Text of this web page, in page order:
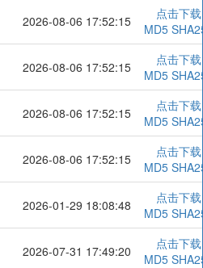
2026-08-06 17:52:15
点击下载
MD5
2026-08-06 17:52:15
点击下载
MD5
2026-08-06 17:52:15
点击下载
MD5
2026-08-06 17:52:15
点击下载
MD5
2026-01-29 18:08:48
点击下载
MD5
2026-07-31 17:49:20
点击下载
MD5